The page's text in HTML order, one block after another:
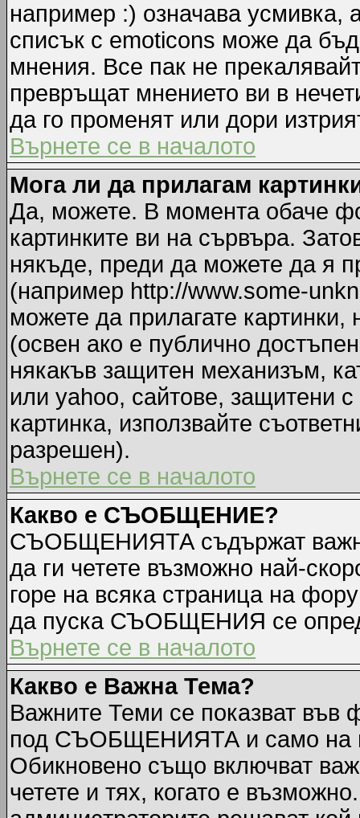
например :) означава усмивка,
списък с emoticons може да
мнения. Все пак не
превръщат мнението ви в
да го променят или дори
Върнете се в началото
Мога ли да прилагам
Да, можете. В момента обаче
картинките ви на сървъра.
някъде, преди да можете да я
(например http://www.some-
можете да прилагате
(освен ако е публично
някакъв защитен механизъм,
или yahoo, сайтове, защитени
картинка, използвайте
разрешен).
Върнете се в началото
Какво е СЪОБЩЕНИЕ?
СЪОБЩЕНИЯТА съдържат
да ги четете възможно най-
горе на всяка страница на
да пуска СЪОБЩЕНИЯ се
Върнете се в началото
Какво е Важна Тема?
Важните Теми се показват във
под СЪОБЩЕНИЯТА и само на
Обикновено също включват
четете и тях, когато е